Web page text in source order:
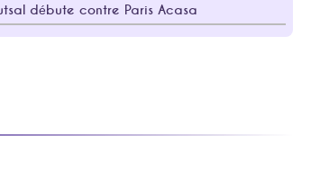
débute contre Paris Acasa